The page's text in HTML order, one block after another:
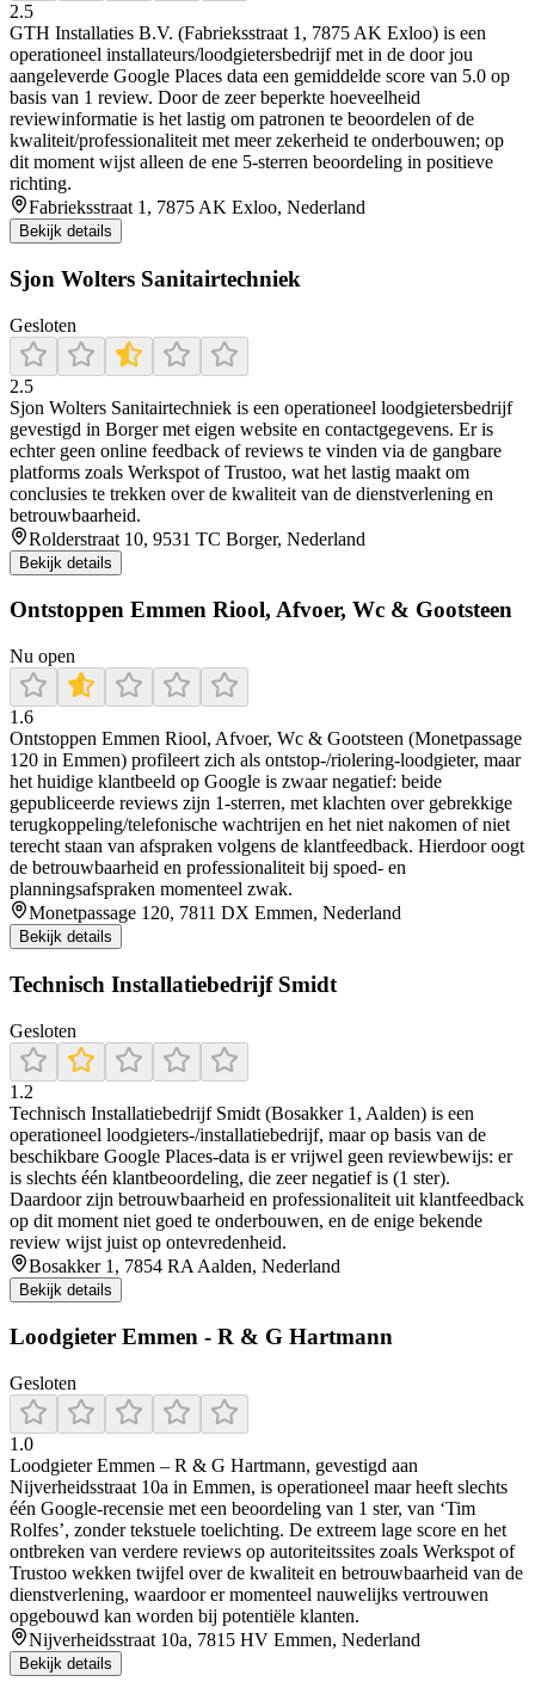
2.5
GTH Installaties B.V. (Fabrieksstraat 1, 7875 AK Exloo) is een
operationeel installateurs/loodgietersbedrijf met in de door jou
aangeleverde Google Places data een gemiddelde score van 5.0 op
basis van 1 review. Door de zeer beperkte hoeveelheid
reviewinformatie is het lastig om patronen te beoordelen of de
kwaliteit/professionaliteit met meer zekerheid te onderbouwen; op
dit moment wijst alleen de ene 5-sterren beoordeling in positieve
richting.
Fabrieksstraat 1, 7875 AK Exloo, Nederland
Bekijk details
Sjon Wolters Sanitairtechniek
Gesloten
2.5
Sjon Wolters Sanitairtechniek is een operationeel loodgietersbedrijf
gevestigd in Borger met eigen website en contactgegevens. Er is
echter geen online feedback of reviews te vinden via de gangbare
platforms zoals Werkspot of Trustoo, wat het lastig maakt om
conclusies te trekken over de kwaliteit van de dienstverlening en
betrouwbaarheid.
Rolderstraat 10, 9531 TC Borger, Nederland
Bekijk details
Ontstoppen Emmen Riool, Afvoer, Wc & Gootsteen
Nu open
1.6
Ontstoppen Emmen Riool, Afvoer, Wc & Gootsteen (Monetpassage
120 in Emmen) profileert zich als ontstop-/riolering-loodgieter, maar
het huidige klantbeeld op Google is zwaar negatief: beide
gepubliceerde reviews zijn 1-sterren, met klachten over gebrekkige
terugkoppeling/telefonische wachtrijen en het niet nakomen of niet
terecht staan van afspraken volgens de klantfeedback. Hierdoor oogt
de betrouwbaarheid en professionaliteit bij spoed- en
planningsafspraken momenteel zwak.
Monetpassage 120, 7811 DX Emmen, Nederland
Bekijk details
Technisch Installatiebedrijf Smidt
Gesloten
1.2
Technisch Installatiebedrijf Smidt (Bosakker 1, Aalden) is een
operationeel loodgieters-/installatiebedrijf, maar op basis van de
beschikbare Google Places-data is er vrijwel geen reviewbewijs: er
is slechts één klantbeoordeling, die zeer negatief is (1 ster).
Daardoor zijn betrouwbaarheid en professionaliteit uit klantfeedback
op dit moment niet goed te onderbouwen, en de enige bekende
review wijst juist op ontevredenheid.
Bosakker 1, 7854 RA Aalden, Nederland
Bekijk details
Loodgieter Emmen - R & G Hartmann
Gesloten
1.0
Loodgieter Emmen – R & G Hartmann, gevestigd aan
Nijverheidsstraat 10a in Emmen, is operationeel maar heeft slechts
één Google-recensie met een beoordeling van 1 ster, van ‘Tim
Rolfes’, zonder tekstuele toelichting. De extreem lage score en het
ontbreken van verdere reviews op autoriteitssites zoals Werkspot of
Trustoo wekken twijfel over de kwaliteit en betrouwbaarheid van de
dienstverlening, waardoor er momenteel nauwelijks vertrouwen
opgebouwd kan worden bij potentiële klanten.
Nijverheidsstraat 10a, 7815 HV Emmen, Nederland
Bekijk details